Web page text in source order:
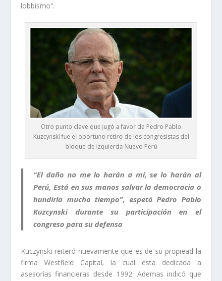
lobbismo”.
Otro punto clave que jugó a favor de Pedro Pablo
Kuzcynski fue el oportuno retiro de los congresistas del
bloque de izquierda Nuevo Perú
“El daño no me lo harán a mí, se lo harán al
Perú, Está en sus manos salvar la democracia o
hundirla mucho tiempo”, espetó Pedro Pablo
Kuzcynski durante su participación en el
congreso para su defensa
Kuczynski reiteró nuevamente que es de su propiead la
firma Westfield Capital, la cual esta dedicada a
asesorías financieras desde 1992. Ademas indicó que